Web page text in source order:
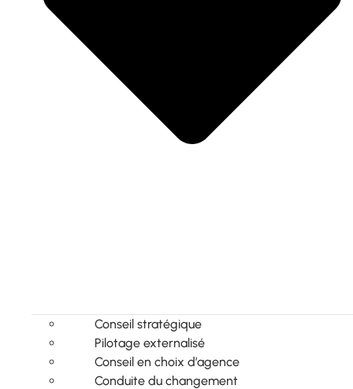
Conseil stratégique
Pilotage externalisé
Conseil en choix d’agence
Conduite du changement